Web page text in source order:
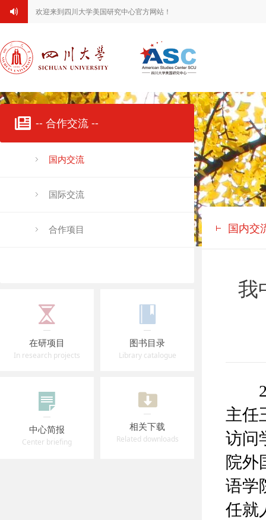
欢迎来到四川大学美国研究中心官方网站！
-- 合作交流 --
国内交流
国际交流
合作项目
在研项目
In research projects
图书目录
Library catalogue
中心简报
Center briefing
相关下载
Related downloads
国内交
我
主任
访问
院外
语学
任就